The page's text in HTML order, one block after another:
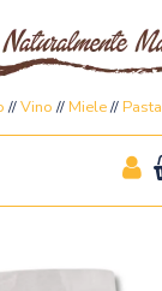
Marylin
//Vino // Miele// Pasta